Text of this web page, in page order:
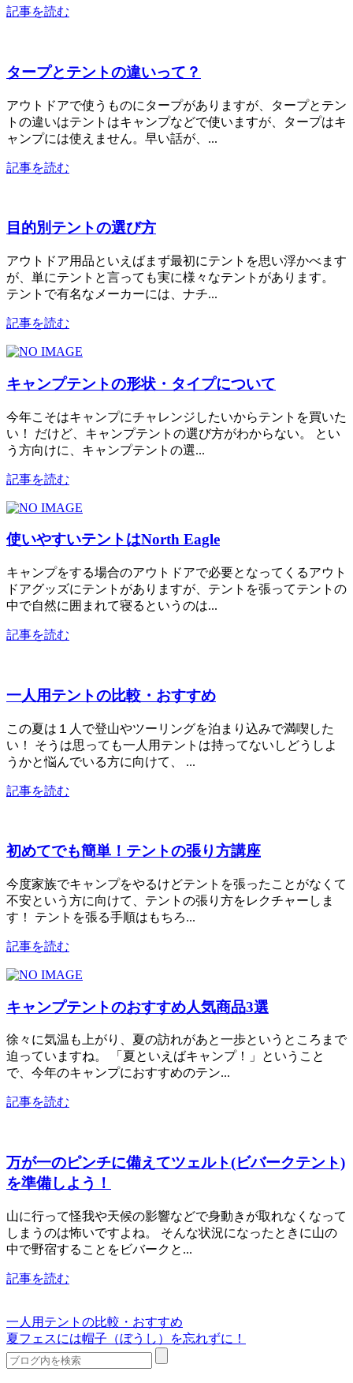
記事を読む
タープとテントの違いって？
アウトドアで使うものにタープがありますが、タープとテン
トの違いはテントはキャンプなどで使いますが、タープはキ
ャンプには使えません。早い話が、...
記事を読む
目的別テントの選び方
アウトドア用品といえばまず最初にテントを思い浮かべます
が、単にテントと言っても実に様々なテントがあります。
テントで有名なメーカーには、ナチ...
記事を読む
キャンプテントの形状・タイプについて
今年こそはキャンプにチャレンジしたいからテントを買いた
い！ だけど、キャンプテントの選び方がわからない。 とい
う方向けに、キャンプテントの選...
記事を読む
使いやすいテントはNorth Eagle
キャンプをする場合のアウトドアで必要となってくるアウト
ドアグッズにテントがありますが、テントを張ってテントの
中で自然に囲まれて寝るというのは...
記事を読む
一人用テントの比較・おすすめ
この夏は１人で登山やツーリングを泊まり込みで満喫した
い！ そうは思っても一人用テントは持ってないしどうしよ
うかと悩んでいる方に向けて、 ...
記事を読む
初めてでも簡単！テントの張り方講座
今度家族でキャンプをやるけどテントを張ったことがなくて
不安という方に向けて、テントの張り方をレクチャーしま
す！ テントを張る手順はもちろ...
記事を読む
キャンプテントのおすすめ人気商品3選
徐々に気温も上がり、夏の訪れがあと一歩というところまで
迫っていますね。 「夏といえばキャンプ！」ということ
で、今年のキャンプにおすすめのテン...
記事を読む
万が一のピンチに備えてツェルト(ビバークテント)
を準備しよう！
山に行って怪我や天候の影響などで身動きが取れなくなって
しまうのは怖いですよね。 そんな状況になったときに山の
中で野宿することをビバークと...
記事を読む
一人用テントの比較・おすすめ
夏フェスには帽子（ぼうし）を忘れずに！